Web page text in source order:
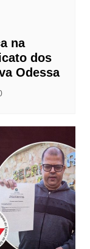
na
dos
Odessa